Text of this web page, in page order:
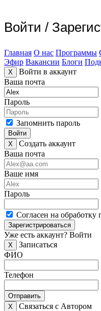
Войти /
Главная О нас Программы
Эфир Вакансии Блоги
X
Войти в аккаунт
Ваша почта
Пароль
Запомнить пароль
Войти
X
Создать аккаунт
Ваша почта
Ваше имя
Пароль
Согласен на
Зарегистрироваться
Уже есть аккаунт? Войти
X
Записаться
ФИО
Телефон
Отправить
X
Связаться с Автором